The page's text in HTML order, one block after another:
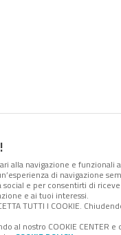
alla navigazione e funzionali
di navigazione
e per consentirti di
e ai tuoi interessi.
TUTTI I COOKIE.
al nostro COOKIE CENTER